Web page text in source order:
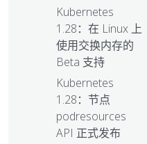
Kubernetes
1.28：在 Linux 上
使用交换内存的
Beta 支持
Kubernetes
1.28：节点
podresources
API 正式发布